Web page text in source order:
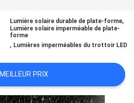
Lumière solaire durable de plate-forme,
Lumière solaire imperméable de plate-
forme
, Lumières imperméables du trottoir LED
MEILLEUR PRIX